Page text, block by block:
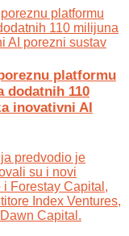
platformu
dodatnih 110
inovativni AI
predvodio je
su i novi
Forestay Capital,
Index Ventures,
Capital.